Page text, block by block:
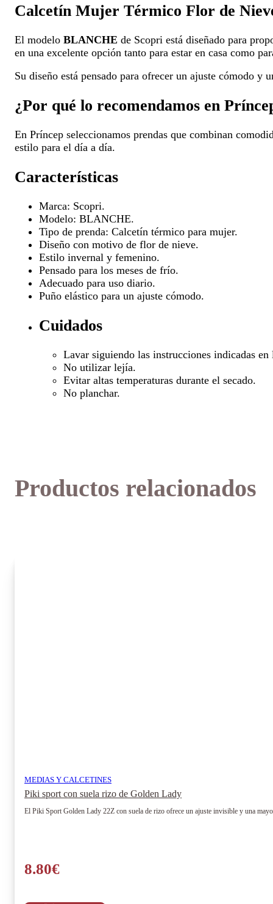
Calcetín Mujer Térmico Flor de
El modelo BLANCHE de Scopri está diseñado para
en una excelente opción tanto para estar en casa como
Su diseño está pensado para ofrecer un ajuste cómodo
¿Por qué lo recomendamos en
En Príncep seleccionamos prendas que combinan
estilo para el día a día.
Características
Marca: Scopri.
Modelo: BLANCHE.
Tipo de prenda: Calcetín térmico para mujer.
Diseño con motivo de flor de nieve.
Estilo invernal y femenino.
Pensado para los meses de frío.
Adecuado para uso diario.
Puño elástico para un ajuste cómodo.
Cuidados
Lavar siguiendo las instrucciones indicadas
No utilizar lejía.
Evitar altas temperaturas durante el secado.
No planchar.
Productos relacionados
MEDIAS Y CALCETINES
Piki sport con suela rizo de Golden Lady
El Piki Sport Golden Lady 22Z con suela de rizo ofrece un ajuste invisible y una
8.80€